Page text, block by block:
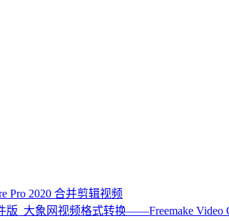
Pro 2020 合并剪辑视频
视频格式转换——Freemake Video